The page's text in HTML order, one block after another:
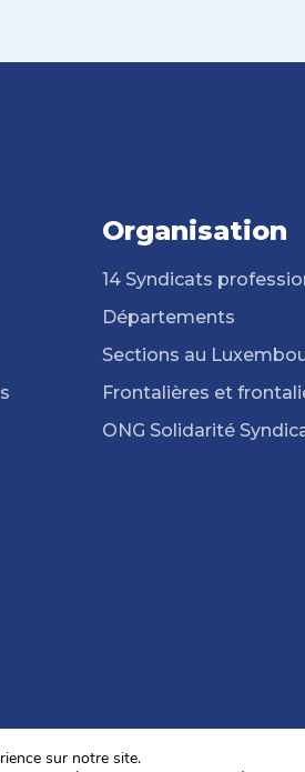
Organisation
14 Syndicats
Départements
Sections au
Frontalières et
ONG Solidarité
sur notre site.